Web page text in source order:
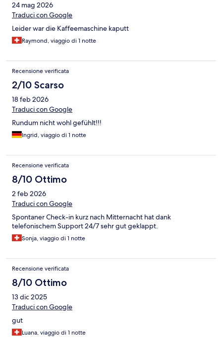
24 mag 2026
Traduci con Google
Leider war die Kaffeemaschine kaputt
Raymond, viaggio di 1 notte
Recensione verificata
2/10 Scarso
18 feb 2026
Traduci con Google
Rundum nicht wohl gefühlt!!!
Ingrid, viaggio di 1 notte
Recensione verificata
8/10 Ottimo
2 feb 2026
Traduci con Google
Spontaner Check-in kurz nach Mitternacht hat dank
telefonischem Support 24/7 sehr gut geklappt.
Sonja, viaggio di 1 notte
Recensione verificata
8/10 Ottimo
13 dic 2025
Traduci con Google
gut
Luana, viaggio di 1 notte